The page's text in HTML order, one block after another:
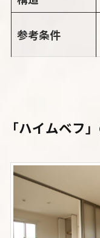
参考条件
「ハイムベフ」